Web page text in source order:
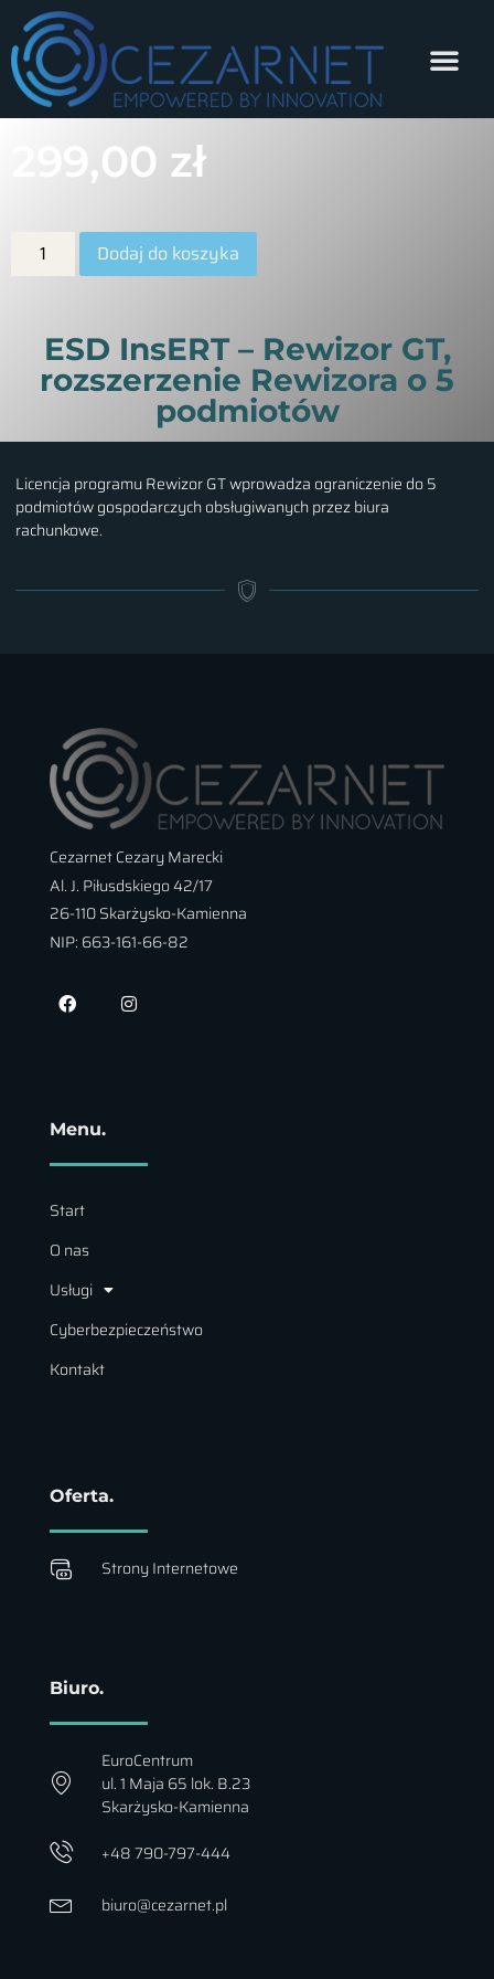
ESD InsERT – Rewizor GT,
rozszerzenie Rewizora o 5
podmiotów
299,00 zł
Dodaj do koszyka
Licencja programu Rewizor GT wprowadza ograniczenie do 5
podmiotów gospodarczych obsługiwanych przez biura
rachunkowe.
Cezarnet Cezary Marecki
Al. J. Piłusdskiego 42/17
26-110 Skarżysko-Kamienna
NIP: 663-161-66-82
Menu.
Start
O nas
Usługi
Cyberbezpieczeństwo
Kontakt
Oferta.
Strony Internetowe
Biuro.
EuroCentrum
ul. 1 Maja 65 lok. B.23
Skarżysko-Kamienna
+48 790-797-444
biuro@cezarnet.pl